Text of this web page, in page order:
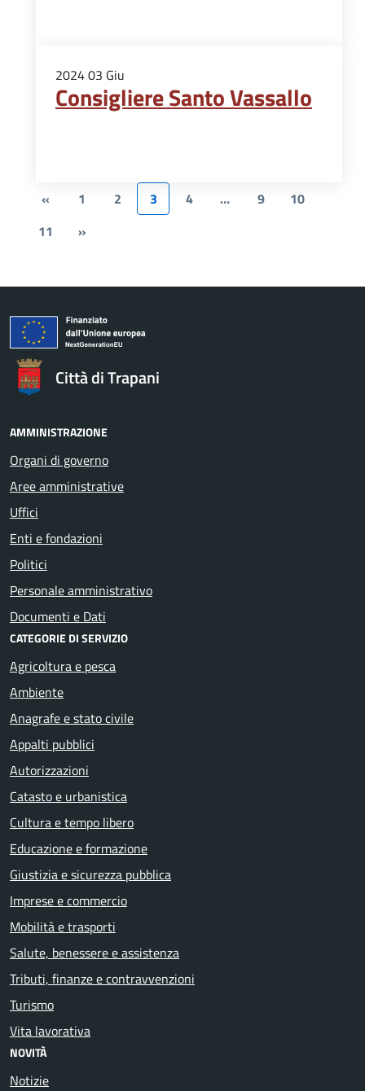
202403 Giu
Consigliere Santo Vassallo
« 1 2 3 4 … 9
10
11
»
Città di Trapani
AMMINISTRAZIONE
Organi di governo
Aree amministrative
Uffici
Enti e fondazioni
Politici
Personale amministrativo
Documenti e Dati
CATEGORIE DI SERVIZIO
Agricoltura e pesca
Ambiente
Anagrafe e stato civile
Appalti pubblici
Autorizzazioni
Catasto e urbanistica
Cultura e tempo libero
Educazione e formazione
Giustizia e sicurezza pubblica
Imprese e commercio
Mobilità e trasporti
Salute, benessere e assistenza
Tributi, finanze e contravvenzioni
Turismo
Vita lavorativa
NOVITÀ
Notizie